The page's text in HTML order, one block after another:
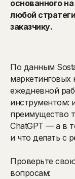
основанного
любой
заказчику.
По данным
ежедневной
инструментом:
преимущество
ChatGPT — а в
и что делать с
Проверьте
вопросам: